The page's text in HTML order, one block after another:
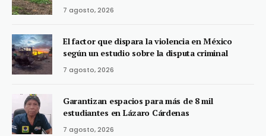
7 agosto, 2026
El factor que dispara la violencia en México
según un estudio sobre la disputa criminal
7 agosto, 2026
Garantizan espacios para más de 8 mil
estudiantes en Lázaro Cárdenas
7 agosto, 2026